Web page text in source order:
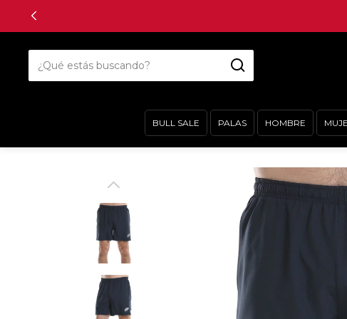
BULL SALE PALAS HOMBRE